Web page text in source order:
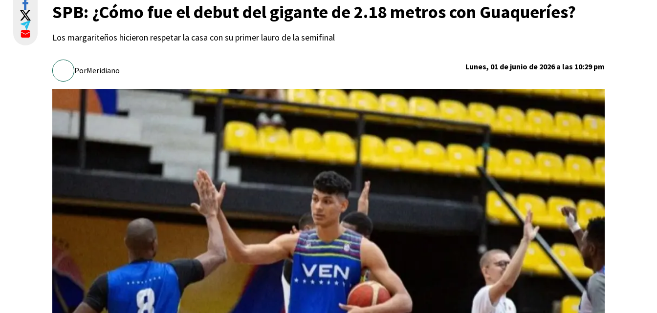
SPB: ¿Cómo fue el debut del gigante de 2.18 metros con Guaqueríes?
Los margariteños hicieron respetar la casa con su primer lauro de la semifinal
PorMeridiano Lunes, 01 de junio de 2026 a las 10:29 pm